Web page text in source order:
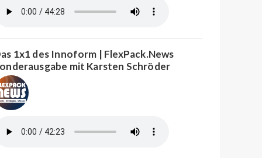
1x1 des Innoform | FlexPack.News
mit Karsten Schröder